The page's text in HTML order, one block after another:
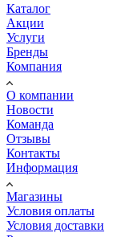
Каталог
Акции
Услуги
Бренды
Компания
О компании
Новости
Команда
Отзывы
Контакты
Информация
Магазины
Условия оплаты
Условия доставки